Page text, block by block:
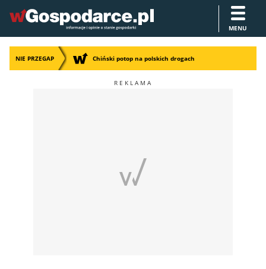
MENU
NIE PRZEGAP Chiński potop na polskich drogach